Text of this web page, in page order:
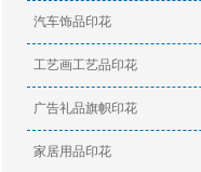
汽车饰品印花
工艺画工艺品印花
广告礼品旗帜印花
家居用品印花